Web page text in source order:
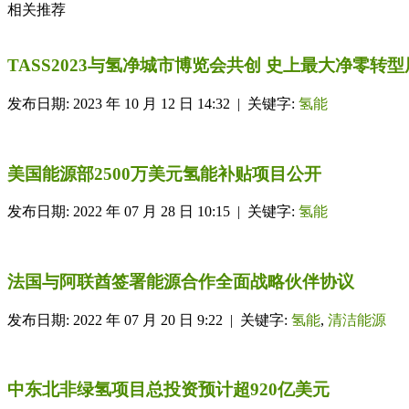
相关推荐
TASS2023与氢净城市博览会共创 史上最大净零转型
发布日期: 2023 年 10 月 12 日 14:32 | 关键字: 氢能
美国能源部2500万美元氢能补贴项目公开
发布日期: 2022 年 07 月 28 日 10:15 | 关键字: 氢能
法国与阿联酋签署能源合作全面战略伙伴协议
发布日期: 2022 年 07 月 20 日 9:22 | 关键字: 氢能, 清洁能源
中东北非绿氢项目总投资预计超920亿美元